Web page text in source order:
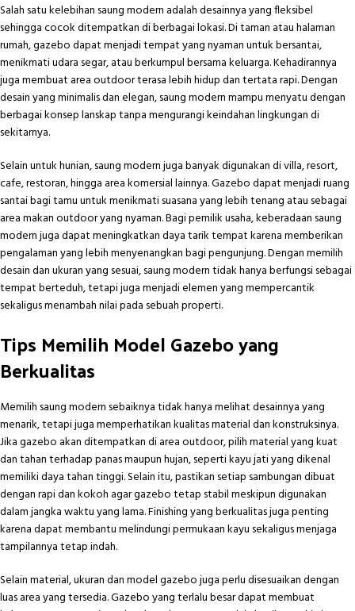
Salah satu kelebihan saung modern adalah desainnya yang fleksibel
sehingga cocok ditempatkan di berbagai lokasi. Di taman atau halaman
rumah, gazebo dapat menjadi tempat yang nyaman untuk bersantai,
menikmati udara segar, atau berkumpul bersama keluarga. Kehadirannya
juga membuat area outdoor terasa lebih hidup dan tertata rapi. Dengan
desain yang minimalis dan elegan, saung modern mampu menyatu dengan
berbagai konsep lanskap tanpa mengurangi keindahan lingkungan di
sekitarnya.
Selain untuk hunian, saung modern juga banyak digunakan di villa, resort,
cafe, restoran, hingga area komersial lainnya. Gazebo dapat menjadi ruang
santai bagi tamu untuk menikmati suasana yang lebih tenang atau sebagai
area makan outdoor yang nyaman. Bagi pemilik usaha, keberadaan saung
modern juga dapat meningkatkan daya tarik tempat karena memberikan
pengalaman yang lebih menyenangkan bagi pengunjung. Dengan memilih
desain dan ukuran yang sesuai, saung modern tidak hanya berfungsi sebagai
tempat berteduh, tetapi juga menjadi elemen yang mempercantik
sekaligus menambah nilai pada sebuah properti.
Tips Memilih Model Gazebo yang
Berkualitas
Memilih saung modern sebaiknya tidak hanya melihat desainnya yang
menarik, tetapi juga memperhatikan kualitas material dan konstruksinya.
Jika gazebo akan ditempatkan di area outdoor, pilih material yang kuat
dan tahan terhadap panas maupun hujan, seperti kayu jati yang dikenal
memiliki daya tahan tinggi. Selain itu, pastikan setiap sambungan dibuat
dengan rapi dan kokoh agar gazebo tetap stabil meskipun digunakan
dalam jangka waktu yang lama. Finishing yang berkualitas juga penting
karena dapat membantu melindungi permukaan kayu sekaligus menjaga
tampilannya tetap indah.
Selain material, ukuran dan model gazebo juga perlu disesuaikan dengan
luas area yang tersedia. Gazebo yang terlalu besar dapat membuat